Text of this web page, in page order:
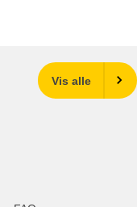
Vis alle